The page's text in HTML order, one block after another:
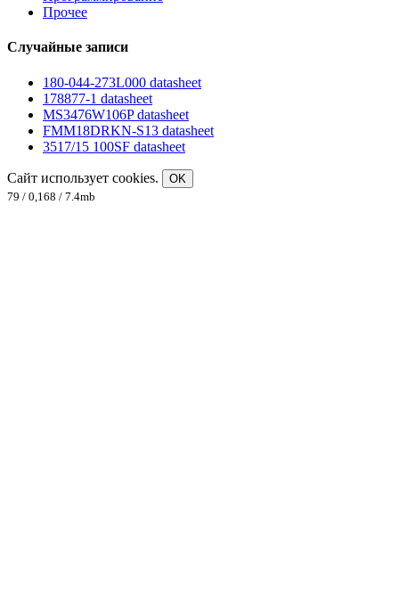
Прочее
Случайные записи
180-044-273L000 datasheet
178877-1 datasheet
MS3476W106P datasheet
FMM18DRKN-S13 datasheet
3517/15 100SF datasheet
Сайт использует cookies.
OK
79 / 0,168 / 7.4mb